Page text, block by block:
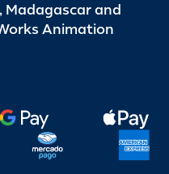
Madagascar and
Animation